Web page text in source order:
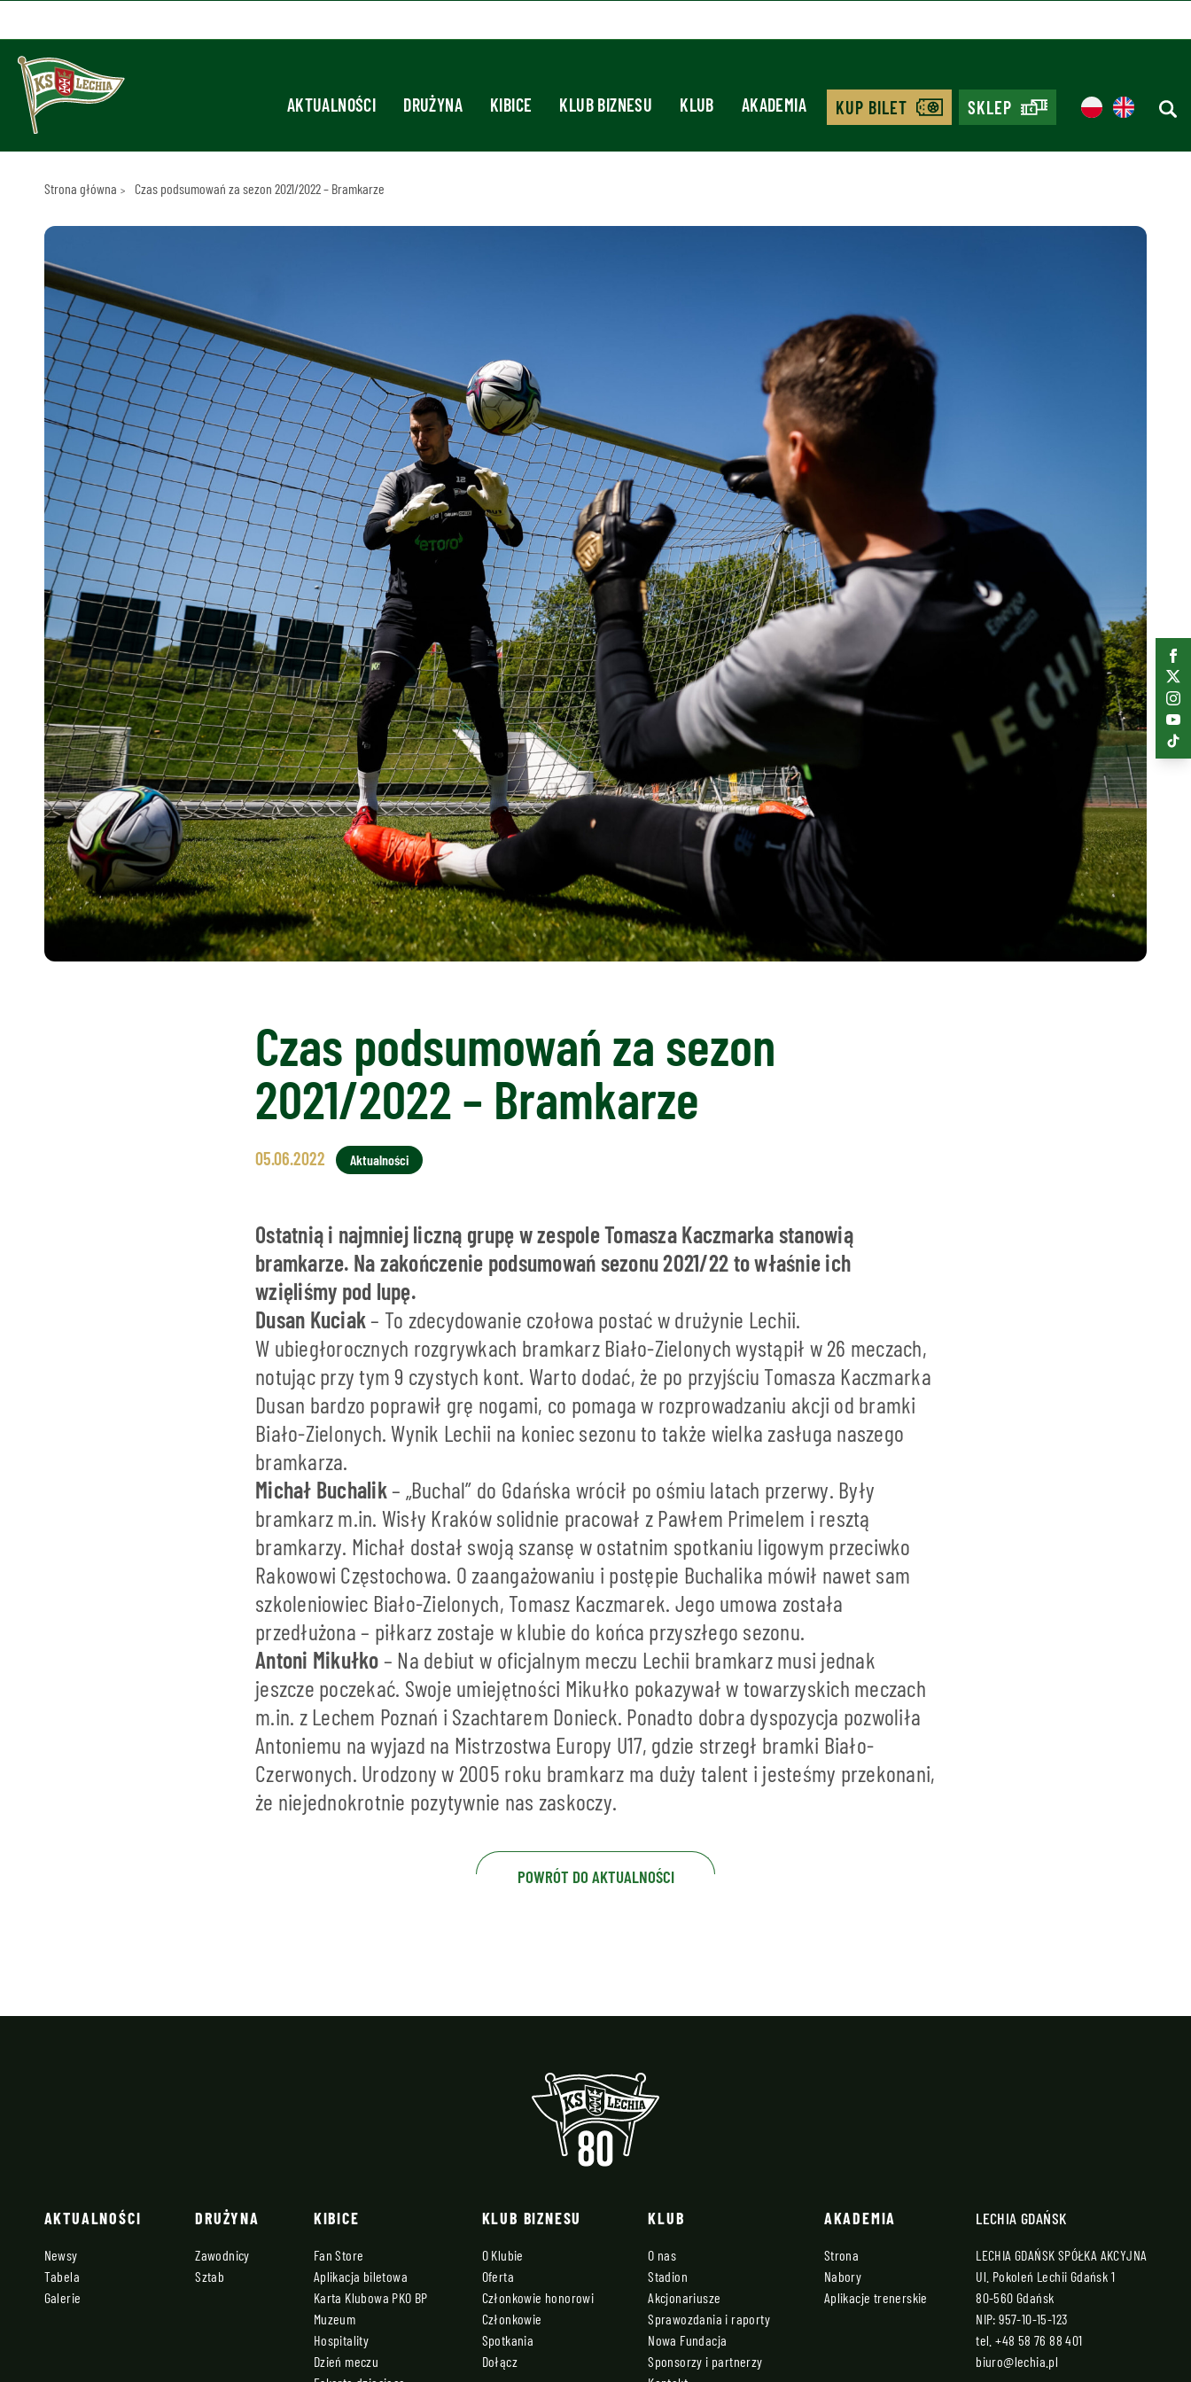
AKTUALNOŚCI DRUŻYNA KIBICE KLUB BIZNESU KLUB AKADEMIA KUP BILET SKLEP
Strona główna Czas podsumowań za sezon 2021/2022 – Bramkarze
Czas podsumowań za sezon
2021/2022 – Bramkarze
05.06.2022 Aktualności
Ostatnią i najmniej liczną grupę w zespole Tomasza Kaczmarka stanowią
bramkarze. Na zakończenie podsumowań sezonu 2021/22 to właśnie ich
wzięliśmy pod lupę.
Dusan Kuciak– To zdecydowanie czołowa postać w drużynie Lechii.
W ubiegłorocznych rozgrywkach bramkarz Biało-Zielonych wystąpił w 26 meczach,
notując przy tym 9 czystych kont. Warto dodać, że po przyjściu Tomasza Kaczmarka
Dusan bardzo poprawił grę nogami, co pomaga w rozprowadzaniu akcji od bramki
Biało-Zielonych. Wynik Lechii na koniec sezonu to także wielka zasługa naszego
bramkarza.
Michał Buchalik– „Buchal” do Gdańska wrócił po ośmiu latach przerwy. Były
bramkarz m.in. Wisły Kraków solidnie pracował z Pawłem Primelem i resztą
bramkarzy. Michał dostał swoją szansę w ostatnim spotkaniu ligowym przeciwko
Rakowowi Częstochowa. O zaangażowaniu i postępie Buchalika mówił nawet sam
szkoleniowiec Biało-Zielonych, Tomasz Kaczmarek. Jego umowa została
przedłużona – piłkarz zostaje w klubie do końca przyszłego sezonu.
Antoni Mikułko– Na debiut w oficjalnym meczu Lechii bramkarz musi jednak
jeszcze poczekać. Swoje umiejętności Mikułko pokazywał w towarzyskich meczach
m.in. z Lechem Poznań i Szachtarem Donieck. Ponadto dobra dyspozycja pozwoliła
Antoniemu na wyjazd na Mistrzostwa Europy U17, gdzie strzegł bramki Biało-
Czerwonych. Urodzony w 2005 roku bramkarz ma duży talent i jesteśmy przekonani,
że niejednokrotnie pozytywnie nas zaskoczy.
POWRÓT DO AKTUALNOŚCI
AKTUALNOŚCI
Newsy
Tabela
Galerie
DRUŻYNA
Zawodnicy
Sztab
KIBICE
Fan Store
Aplikacja biletowa
Karta Klubowa PKO BP
Muzeum
Hospitality
Dzień meczu
KLUB BIZNESU
O Klubie
Oferta
Członkowie honorowi
Członkowie
Spotkania
Dołącz
KLUB
O nas
Stadion
Akcjonariusze
Sprawozdania i raporty
Nowa Fundacja
Sponsorzy i partnerzy
AKADEMIA
Strona
Nabory
Aplikacje trenerskie
LECHIA GDAŃSK
LECHIA GDAŃSK SPÓŁKA AKCYJNA
Ul. Pokoleń Lechii Gdańsk 1
80-560 Gdańsk
NIP: 957-10-15-123
tel.+48 58 76 88 401
biuro@lechia.pl